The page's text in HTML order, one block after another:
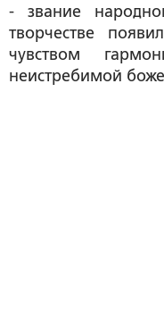
- звание
творчестве
чувством
неистребимой